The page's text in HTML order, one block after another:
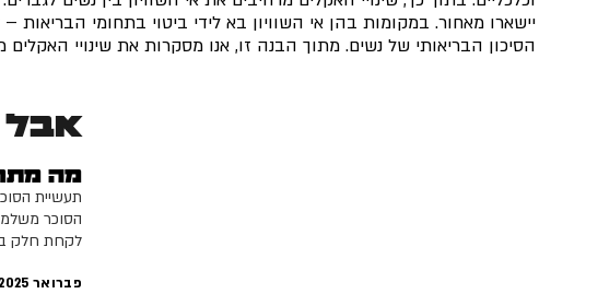
יישארו מאחור. במקומות בהן אי השוויון בא לידי ביטוי בתחומי הבריאות –
הסיכון הבריאותי של נשים. מתוך הבנה זו, אנו מסקרות את שינויי
אבל
מה
תעשיית
הסוכר
לקחת חלק
פברואר 2025 | כתבת אורחת |